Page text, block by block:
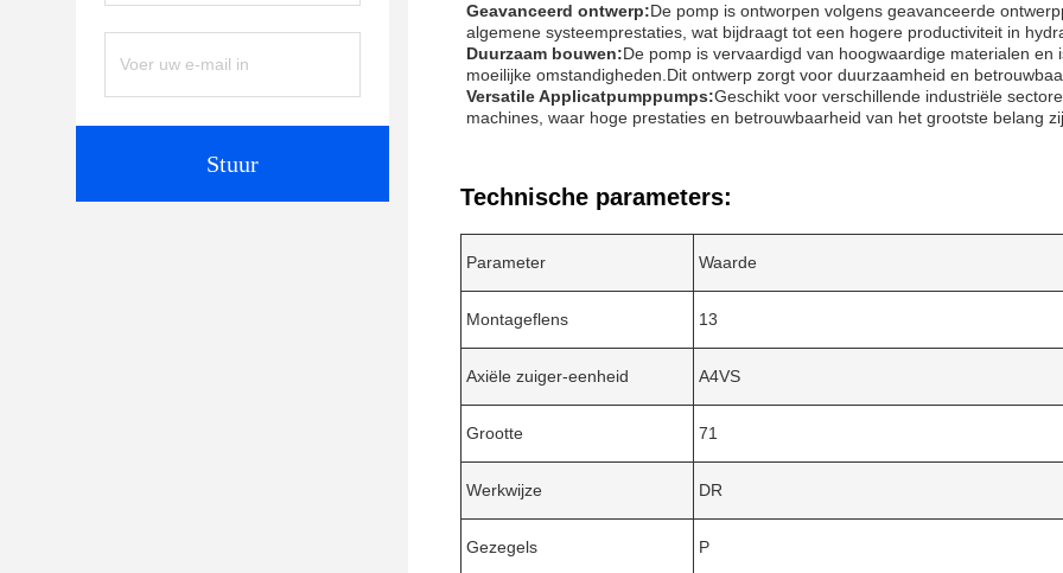
Stuur
Geavanceerd ontwerp:De pomp is ontworpen volgens geavanceerde
algemene systeemprestaties, wat bijdraagt tot een hogere productiviteit in
Duurzaam bouwen:De pomp is vervaardigd van hoogwaardige materialen
moeilijke omstandigheden.Dit ontwerp zorgt voor duurzaamheid en
Versatile Applicatpumppumps:Geschikt voor verschillende industriële
machines, waar hoge prestaties en betrouwbaarheid van het grootste belang
Technische parameters:
Parameter Waarde
Montageflens 13
Axiële zuiger-eenheid A4VS
Grootte 71
Werkwijze DR
Gezegels P